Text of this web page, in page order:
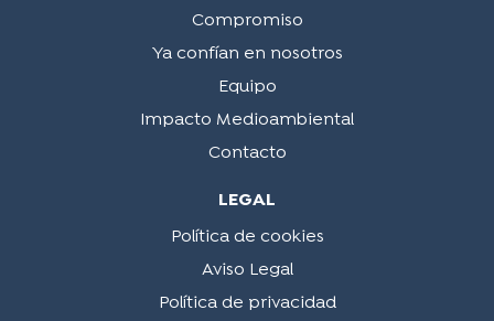
Compromiso
Ya confían en nosotros
Equipo
Impacto Medioambiental
Contacto
LEGAL
Política de cookies
Aviso Legal
Política de privacidad